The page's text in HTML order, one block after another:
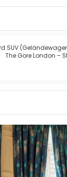
SUV
The Gore London –